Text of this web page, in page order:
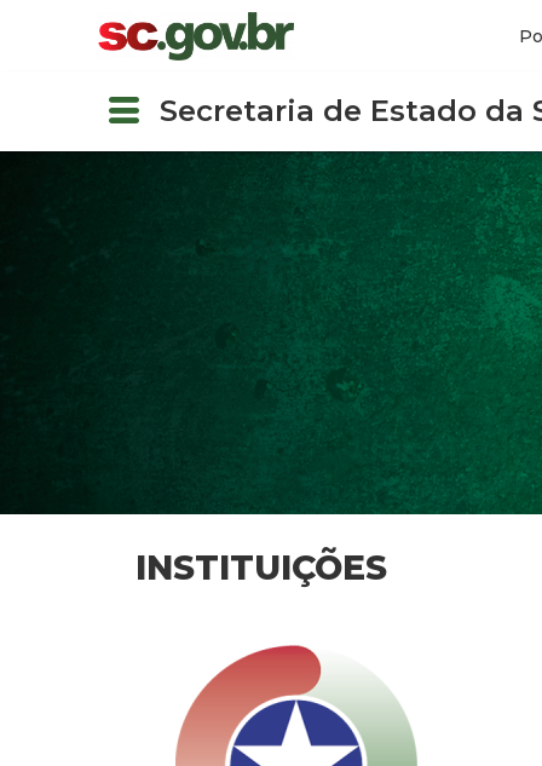
Secretaria de Estado da
INSTITUIÇÕES